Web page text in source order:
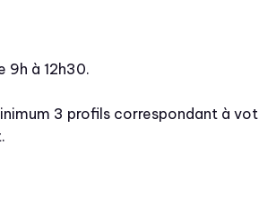
9h à 12h30.
3 profils correspondant à